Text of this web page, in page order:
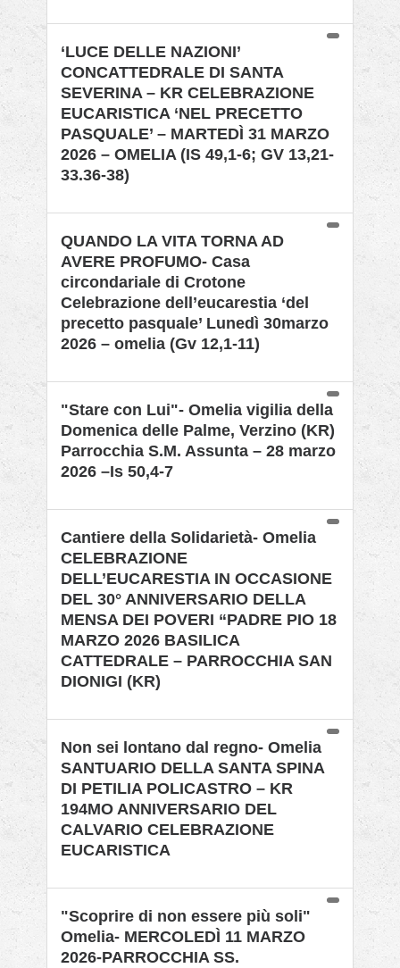
‘LUCE DELLE NAZIONI’
CONCATTEDRALE DI SANTA
SEVERINA – KR CELEBRAZIONE
EUCARISTICA ‘NEL PRECETTO
PASQUALE’ – MARTEDÌ 31 MARZO
2026 – OMELIA (IS 49,1-6; GV 13,21-
33.36-38)
QUANDO LA VITA TORNA AD
AVERE PROFUMO- Casa
circondariale di Crotone
Celebrazione dell’eucarestia ‘del
precetto pasquale’ Lunedì 30marzo
2026 – omelia (Gv 12,1-11)
"Stare con Lui"- Omelia vigilia della
Domenica delle Palme, Verzino (KR)
Parrocchia S.M. Assunta – 28 marzo
2026 –Is 50,4-7
Cantiere della Solidarietà- Omelia
CELEBRAZIONE
DELL’EUCARESTIA IN OCCASIONE
DEL 30° ANNIVERSARIO DELLA
MENSA DEI POVERI “PADRE PIO 18
MARZO 2026 BASILICA
CATTEDRALE – PARROCCHIA SAN
DIONIGI (KR)
Non sei lontano dal regno- Omelia
SANTUARIO DELLA SANTA SPINA
DI PETILIA POLICASTRO – KR
194MO ANNIVERSARIO DEL
CALVARIO CELEBRAZIONE
EUCARISTICA
"Scoprire di non essere più soli"
Omelia- MERCOLEDÌ 11 MARZO
2026-PARROCCHIA SS.